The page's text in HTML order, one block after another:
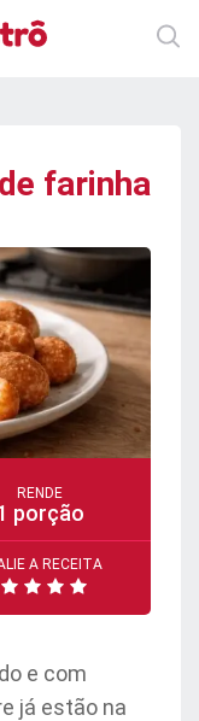
farinha
RENDE
porção
A RECEITA
e com
já estão na